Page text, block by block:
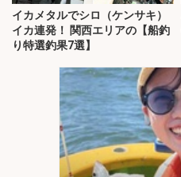
イカメタルでシロ（ケンサキ）
イカ連発！ 関西エリアの【船釣
り特選釣果7選】